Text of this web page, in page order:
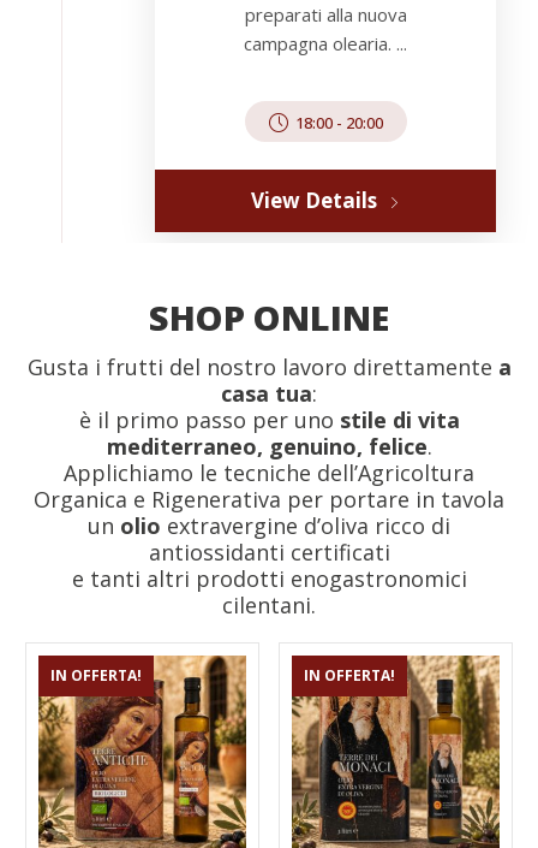
preparati alla nuova
campagna olearia. ...
18:00- 20:00
View Details
SHOP ONLINE
Gusta i frutti del nostro lavoro direttamente a
casa tua:
è il primo passo per uno stile di vita
mediterraneo, genuino, felice.
Applichiamo le tecniche dell’Agricoltura
Organica e Rigenerativa per portare in tavola
un olio extravergine d’oliva ricco di
antiossidanti certificati
e tanti altri prodotti enogastronomici
cilentani.
IN OFFERTA! IN OFFERTA!